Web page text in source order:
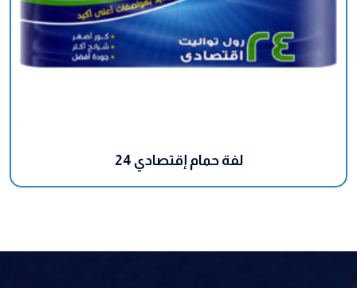
24 لفة حمام إقتصادي